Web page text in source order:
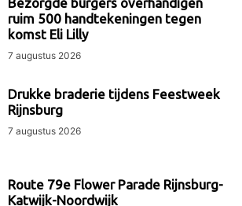
ruim 500 handtekeningen tegen
komst Eli Lilly
7 augustus 2026
Drukke braderie tijdens Feestweek
Rijnsburg
7 augustus 2026
Route 79e Flower Parade Rijnsburg-
Katwijk-Noordwijk